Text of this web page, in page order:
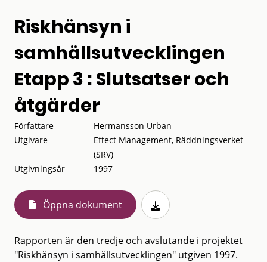
Riskhänsyn i
samhällsutvecklingen
Etapp 3 : Slutsatser och
åtgärder
Författare
Hermansson Urban
Utgivare
Effect Management, Räddningsverket
(SRV)
Utgivningsår
1997
Öppna dokument
Rapporten är den tredje och avslutande i projektet
"Riskhänsyn i samhällsutvecklingen" utgiven 1997.